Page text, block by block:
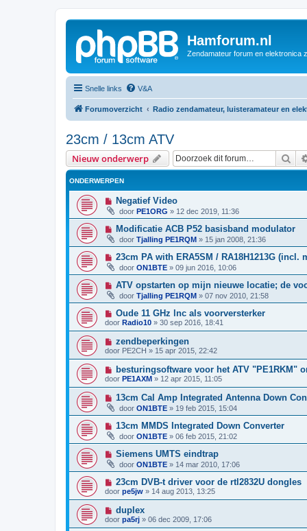
Hamforum.nl
Zendamateur forum en elektronica
Snelle links V&A
Forumoverzicht Radio zendamateur, luisteramateur en
23cm / 13cm ATV
Nieuw onderwerp
ONDERWERPEN
Negatief Video
door PE1ORG » 12 dec 2019, 11:36
Modificatie ACB P52 basisband modulator
door Tjalling PE1RQM » 15 jan 2008, 21:36
23cm PA with ERA5SM / RA18H1213G (incl.
door ON1BTE » 09 jun 2016, 10:06
ATV opstarten op mijn nieuwe locatie; de
door Tjalling PE1RQM » 07 nov 2010, 21:58
Oude 11 GHz lnc als voorversterker
door Radio10 » 30 sep 2016, 18:41
zendbeperkingen
door PE2CH » 15 apr 2015, 22:42
besturingsoftware voor het ATV "PE1RKM"
door PE1AXM » 12 apr 2015, 11:05
13cm Cal Amp Integrated Antenna Down
door ON1BTE » 19 feb 2015, 15:04
13cm MMDS Integrated Down Converter
door ON1BTE » 06 feb 2015, 21:02
Siemens UMTS eindtrap
door ON1BTE » 14 mar 2010, 17:06
23cm DVB-t driver voor de rtl2832U dongles
door pe5jw » 14 aug 2013, 13:25
duplex
door pa5rj » 06 dec 2009, 17:06